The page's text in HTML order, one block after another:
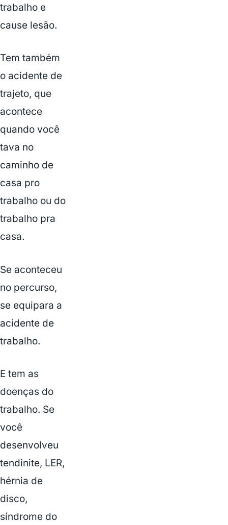
trabalho e
cause lesão.
Tem também
o acidente de
trajeto, que
acontece
quando você
tava no
caminho de
casa pro
trabalho ou do
trabalho pra
casa.
Se aconteceu
no percurso,
se equipara a
acidente de
trabalho.
E tem as
doenças do
trabalho. Se
você
desenvolveu
tendinite, LER,
hérnia de
disco,
síndrome do